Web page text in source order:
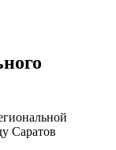
Саратов